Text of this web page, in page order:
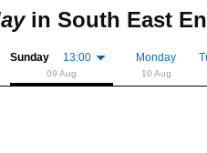
in South East
Sunday 13:00
09 Aug
Monday
10 Aug